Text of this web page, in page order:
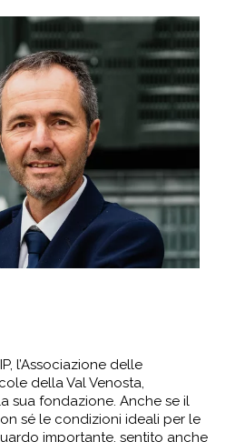
l’Associazione delle
della Val Venosta,
sua fondazione. Anche se il
sé le condizioni ideali per le
importante, sentito anche